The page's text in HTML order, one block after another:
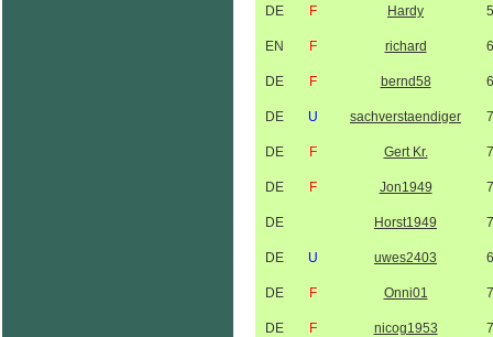
DE F Hardy
EN F richard
DE F bernd58
DE U sachverstaendiger
DE F Gert Kr.
DE F Jon1949
DE Horst1949
DE U uwes2403
DE F Onni01
DE F nicog1953